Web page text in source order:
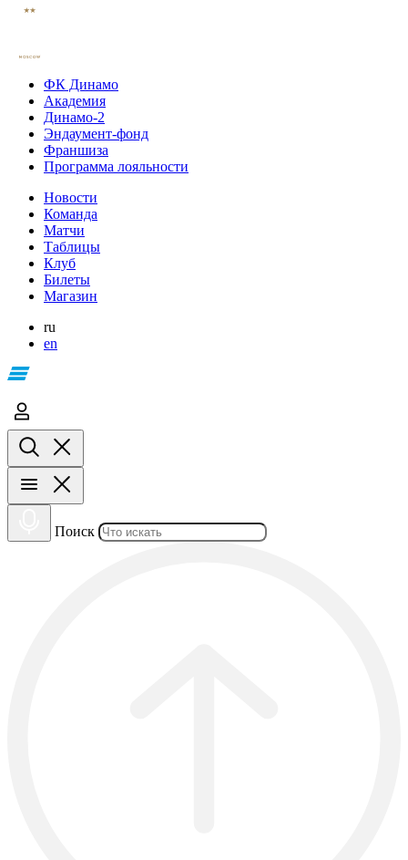
ФК Динамо
Академия
Динамо-2
Эндаумент-фонд
Франшиза
Программа лояльности
Новости
Команда
Матчи
Таблицы
Клуб
Билеты
Магазин
ru
en
Поиск